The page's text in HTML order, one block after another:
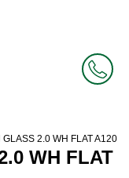
GLASS 2.0 WH FLAT A120
WH FLAT